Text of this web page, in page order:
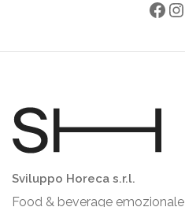
Sviluppo Horeca s.r.l.
Food & beverage emozionale